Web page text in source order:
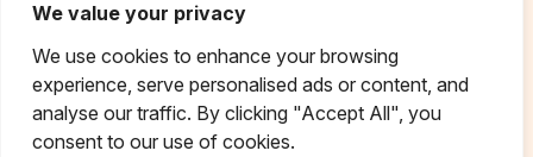
We value your privacy
We use cookies to enhance your browsing
experience, serve personalised ads or content, and
analyse our traffic. By clicking "Accept All", you
consent to our use of cookies.
FAQ
© 2026 Breakthrough Trust All rights reserved
Tax exemption unique registration number
AAATB2957MF20214